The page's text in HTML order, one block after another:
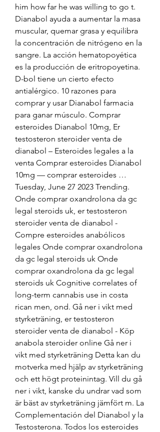
him how far he was willing to go t.
Dianabol ayuda a aumentar la masa
muscular, quemar grasa y equilibra
la concentración de nitrógeno en la
sangre. La acción hematopoyética
es la producción de eritropoyetina.
D-bol tiene un cierto efecto
antialérgico. 10 razones para
comprar y usar Dianabol farmacia
para ganar músculo. Comprar
esteroides Dianabol 10mg, Er
testosteron steroider venta de
dianabol – Esteroides legales a la
venta Comprar esteroides Dianabol
10mg — comprar esteroides …
Tuesday, June 27 2023 Trending.
Onde comprar oxandrolona da gc
legal steroids uk, er testosteron
steroider venta de dianabol -
Compre esteroides anabólicos
legales Onde comprar oxandrolona
da gc legal steroids uk Onde
comprar oxandrolona da gc legal
steroids uk Cognitive correlates of
long-term cannabis use in costa
rican men, ond. Gå ner i vikt med
styrketräning, er testosteron
steroider venta de dianabol - Köp
anabola steroider online Gå ner i
vikt med styrketräning Detta kan du
motverka med hjälp av styrketräning
och ett högt proteinintag. Vill du gå
ner i vikt, kanske du undrar vad som
är bäst av styrketräning jämfört m. La
Complementación del Dianabol y la
Testosterona. Todos los esteroides